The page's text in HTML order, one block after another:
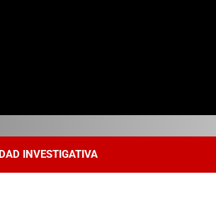
INVESTIGATIVA